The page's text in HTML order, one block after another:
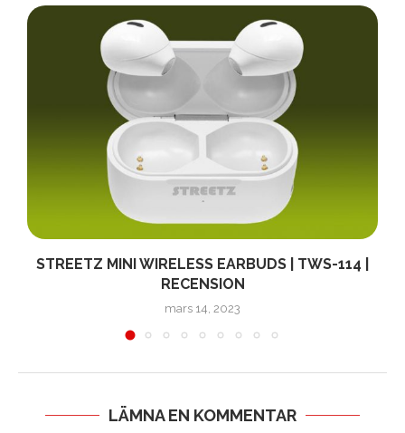
STREETZ MINI WIRELESS EARBUDS | TWS-114 |
RECENSION
mars 14, 2023
LÄMNA EN KOMMENTAR